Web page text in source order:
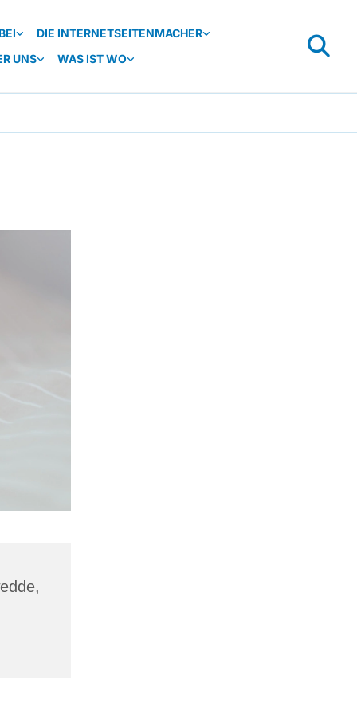
DIE INTERNETSEITENMACHER
UNS WAS IST WO